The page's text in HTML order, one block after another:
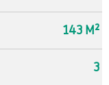
143 M²
3